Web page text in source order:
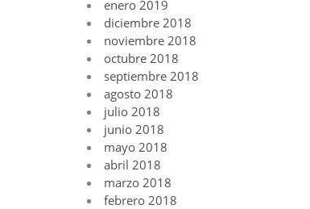
enero 2019
diciembre 2018
noviembre 2018
octubre 2018
septiembre 2018
agosto 2018
julio 2018
junio 2018
mayo 2018
abril 2018
marzo 2018
febrero 2018